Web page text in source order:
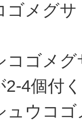
メグ
ゴメグ
2-4個付
コゴ